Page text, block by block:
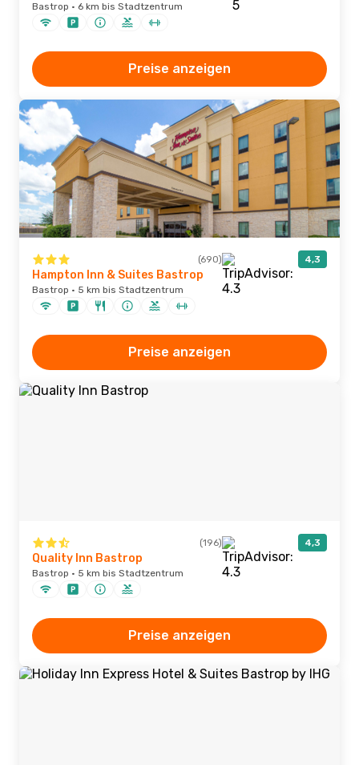
Bastrop · 6 km bis Stadtzentrum
Preise anzeigen
(690) 4,3
Hampton Inn & Suites Bastrop
Bastrop · 5 km bis Stadtzentrum
Preise anzeigen
(196) 4,3
Quality Inn Bastrop
Bastrop · 5 km bis Stadtzentrum
Preise anzeigen